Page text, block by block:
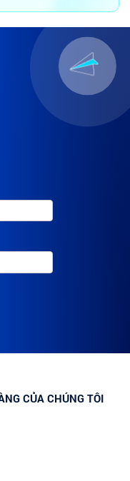
CỦA CHÚNG TÔI